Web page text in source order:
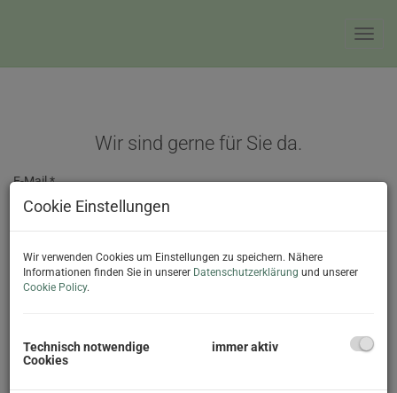
Wir sind gerne für Sie da.
E-Mail
Cookie Einstellungen
Wir verwenden Cookies um Einstellungen zu speichern. Nähere
Informationen finden Sie in unserer Datenschutzerklärung und unserer
Cookie Policy.
Technisch notwendige
Cookies
immer aktiv